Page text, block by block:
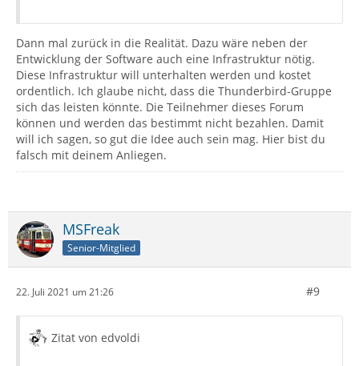
Dann mal zurück in die Realität. Dazu wäre neben der
Entwicklung der Software auch eine Infrastruktur nötig.
Diese Infrastruktur will unterhalten werden und kostet
ordentlich. Ich glaube nicht, dass die Thunderbird-Gruppe
sich das leisten könnte. Die Teilnehmer dieses Forum
können und werden das bestimmt nicht bezahlen. Damit
will ich sagen, so gut die Idee auch sein mag. Hier bist du
falsch mit deinem Anliegen.
MSFreak
Senior-Mitglied
22. Juli 2021 um 21:26 #9
Zitat von edvoldi